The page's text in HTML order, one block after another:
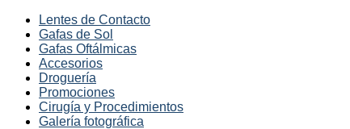
Lentes de Contacto
Gafas de Sol
Gafas Oftálmicas
Accesorios
Droguería
Promociones
Cirugía y Procedimientos
Galería fotográfica